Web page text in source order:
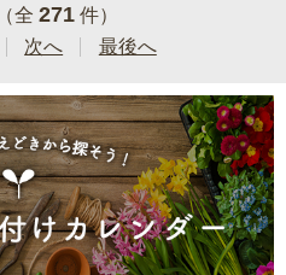
全 271 件）
次へ 最後へ